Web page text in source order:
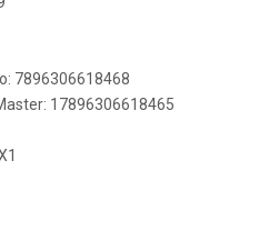
7896306618468
17896306618465